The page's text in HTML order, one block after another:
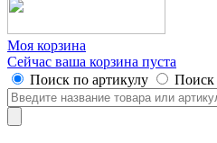
Моя корзина
Сейчас ваша корзина пуста
Поиск по артикулу
Поиск